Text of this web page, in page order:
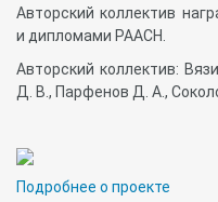
Авторский коллектив
и дипломами РААСН.
Авторский коллектив:
Д. В., Парфенов Д. А.,
Подробнее о проекте